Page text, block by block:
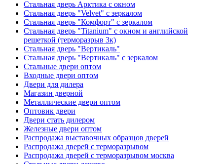
Стальная дверь Арктика с окном
Стальная дверь "Velvet" с зеркалом
Стальная дверь "Комфорт" с зеркалом
Стальная дверь "Titanium" с окном и английской
решеткой (терморазрыв 3к)
Стальная дверь "Вертикаль"
Стальная дверь "Вертикаль" с зеркалом
Стальные двери оптом
Входные двери оптом
Двери для дилера
Магазин дверной
Металлические двери оптом
Оптовик двери
Двери стать дилером
Железные двери оптом
Распродажа выставочных образцов дверей
Распродажа дверей с терморазрывом
Распродажа дверей с терморазрывом москва